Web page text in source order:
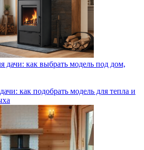
дачи: как выбрать модель под дом,
как подобрать модель для тепла и